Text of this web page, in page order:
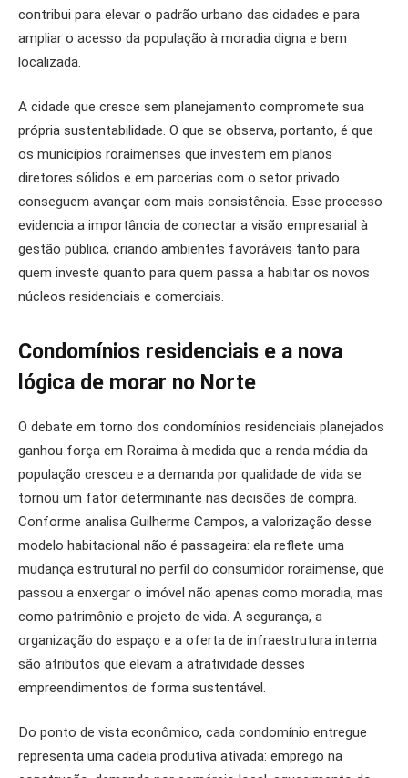
contribui para elevar o padrão urbano das cidades e para
ampliar o acesso da população à moradia digna e bem
localizada.
A cidade que cresce sem planejamento compromete sua
própria sustentabilidade. O que se observa, portanto, é que
os municípios roraimenses que investem em planos
diretores sólidos e em parcerias com o setor privado
conseguem avançar com mais consistência. Esse processo
evidencia a importância de conectar a visão empresarial à
gestão pública, criando ambientes favoráveis tanto para
quem investe quanto para quem passa a habitar os novos
núcleos residenciais e comerciais.
Condomínios residenciais e a nova
lógica de morar no Norte
O debate em torno dos condomínios residenciais planejados
ganhou força em Roraima à medida que a renda média da
população cresceu e a demanda por qualidade de vida se
tornou um fator determinante nas decisões de compra.
Conforme analisa Guilherme Campos, a valorização desse
modelo habitacional não é passageira: ela reflete uma
mudança estrutural no perfil do consumidor roraimense, que
passou a enxergar o imóvel não apenas como moradia, mas
como patrimônio e projeto de vida. A segurança, a
organização do espaço e a oferta de infraestrutura interna
são atributos que elevam a atratividade desses
empreendimentos de forma sustentável.
Do ponto de vista econômico, cada condomínio entregue
representa uma cadeia produtiva ativada: emprego na